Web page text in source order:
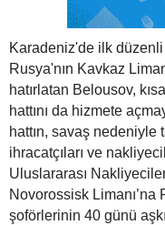
Karadeniz'de ilk düzenli
Rusya'nın Kavkaz
hatırlatan Belousov,
hattını da hizmete
hattın, savaş nedeniyle
ihracatçıları ve
Uluslararası
Novorossisk Limanı’na
şoförlerinin 40 günü